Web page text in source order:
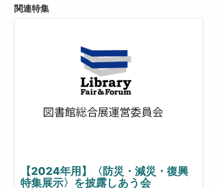
関連特集
【2024年用】〈防災・減災・復興
特集展示〉を披露しあう会